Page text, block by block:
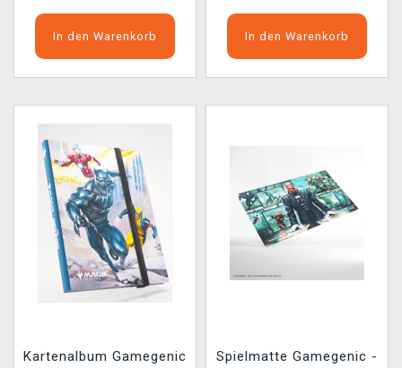
In den Warenkorb In den Warenkorb
Kartenalbum Gamegenic
Spielmatte Gamegenic -